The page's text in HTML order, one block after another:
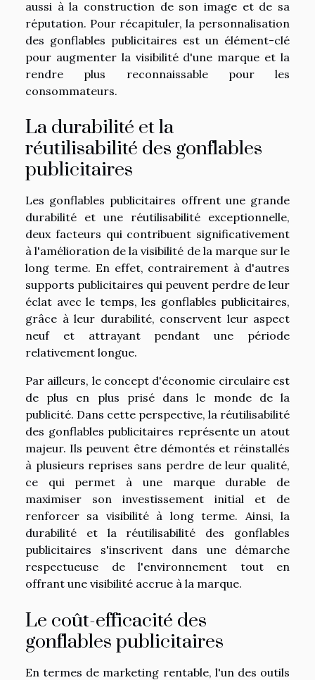
aussi à la construction de son image et de sa
réputation. Pour récapituler, la personnalisation
des gonflables publicitaires est un élément-clé
pour augmenter la visibilité d'une marque et la
rendre plus reconnaissable pour les
consommateurs.
La durabilité et la
réutilisabilité des gonflables
publicitaires
Les gonflables publicitaires offrent une grande
durabilité et une réutilisabilité exceptionnelle,
deux facteurs qui contribuent significativement
à l'amélioration de la visibilité de la marque sur le
long terme. En effet, contrairement à d'autres
supports publicitaires qui peuvent perdre de leur
éclat avec le temps, les gonflables publicitaires,
grâce à leur durabilité, conservent leur aspect
neuf et attrayant pendant une période
relativement longue.
Par ailleurs, le concept d'économie circulaire est
de plus en plus prisé dans le monde de la
publicité. Dans cette perspective, la réutilisabilité
des gonflables publicitaires représente un atout
majeur. Ils peuvent être démontés et réinstallés
à plusieurs reprises sans perdre de leur qualité,
ce qui permet à une marque durable de
maximiser son investissement initial et de
renforcer sa visibilité à long terme. Ainsi, la
durabilité et la réutilisabilité des gonflables
publicitaires s'inscrivent dans une démarche
respectueuse de l'environnement tout en
offrant une visibilité accrue à la marque.
Le coût-efficacité des
gonflables publicitaires
En termes de marketing rentable, l'un des outils